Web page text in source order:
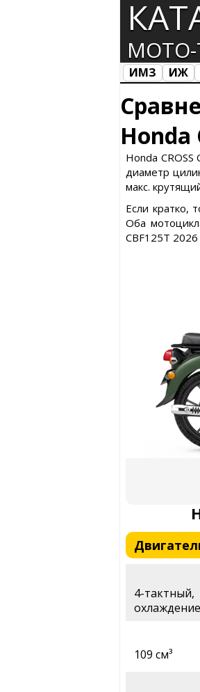
МОТО-
ИМЗ ИЖ
Honda
Honda
диаметр
макс.
Если кратко,
Оба
CBF125T
4-тактный,
охлаждение
109 см³